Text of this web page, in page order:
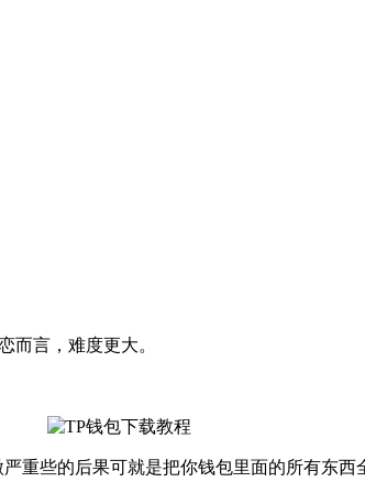
而言，难度更大。
重些的后果可就是把你钱包里面的所有东西